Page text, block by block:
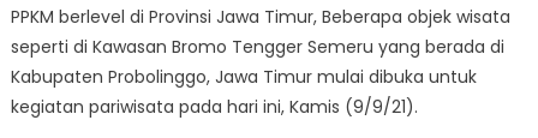
PPKM berlevel di Provinsi Jawa Timur, Beberapa objek wisata
seperti di Kawasan Bromo Tengger Semeru yang berada di
Kabupaten Probolinggo, Jawa Timur mulai dibuka untuk
kegiatan pariwisata pada hari ini, Kamis (9/9/21).